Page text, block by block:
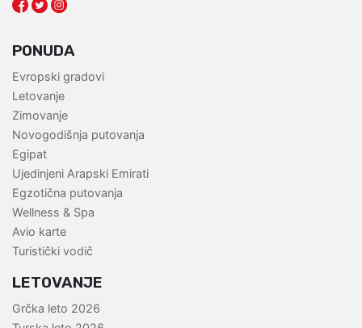
PONUDA
Evropski gradovi
Letovanje
Zimovanje
Novogodišnja putovanja
Egipat
Ujedinjeni Arapski Emirati
Egzotična putovanja
Wellness & Spa
Avio karte
Turistički vodič
LETOVANJE
Grčka leto 2026